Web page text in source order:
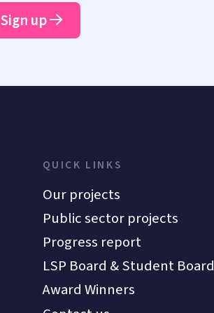
Sign up
QUICK LINKS
Our projects
Public sector projects
Progress report
LSP Board & Student Board
Award Winners